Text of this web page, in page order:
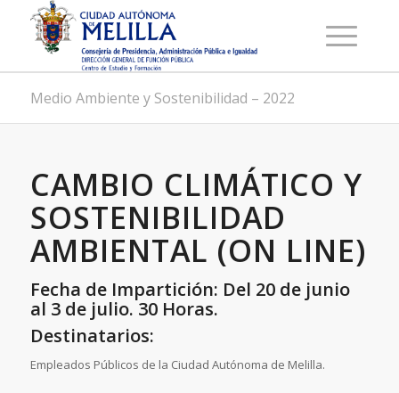
Medio Ambiente y Sostenibilidad – 2022
CAMBIO CLIMÁTICO Y
SOSTENIBILIDAD
AMBIENTAL (ON LINE)
Fecha de Impartición: Del 20 de junio
al 3 de julio. 30 Horas.
Destinatarios:
Empleados Públicos de la Ciudad Autónoma de Melilla.